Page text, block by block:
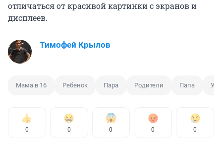
отличаться от красивой картинки с экранов и
дисплеев.
Тимофей Крылов
Мама в 16 Ребенок Пара Родители Папа
0 0 0 0 0